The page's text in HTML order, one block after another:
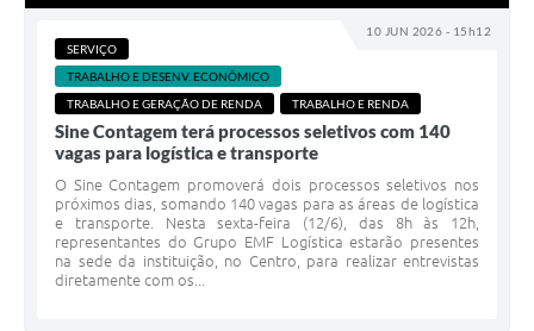
10 JUN 2026 - 15h12
SERVIÇO
TRABALHO E DESENV. ECONÔMICO
TRABALHO E GERAÇÃO DE RENDA
TRABALHO E RENDA
Sine Contagem terá processos seletivos com 140
vagas para logística e transporte
O Sine Contagem promoverá dois processos seletivos nos
próximos dias, somando 140 vagas para as áreas de logística
e transporte. Nesta sexta-feira (12/6), das 8h às 12h,
representantes do Grupo EMF Logística estarão presentes
na sede da instituição, no Centro, para realizar entrevistas
diretamente com os...